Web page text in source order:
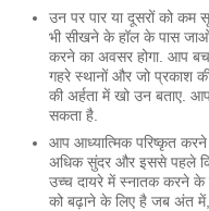
उन पर पार या दूसरों को
भी सीखने के हॉल के पास
करने का अवसर होगा. आप
गहरे स्थानों और जो प्रकाश
की अर्हता में खो उन बताए.
सकता है.
आप आध्यात्मिक परिष्कृत
अधिक सुंदर और इससे पहले
उच्च दायरे में स्नातक करने के
को बढ़ाने के लिए है जब अंत